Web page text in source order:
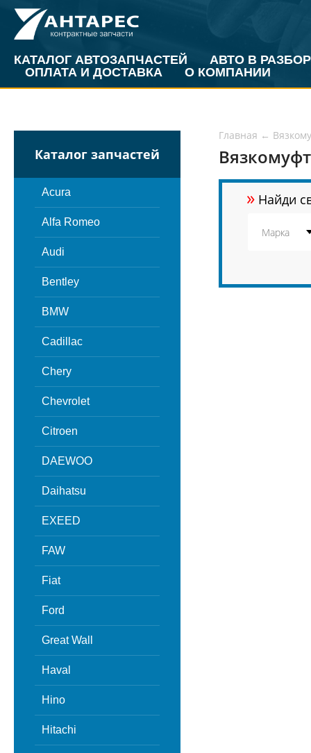
КАТАЛОГ АВТОЗАПЧАСТЕЙ
АВТО В РАЗБОР
ОПЛАТА И ДОСТАВКА
О КОМПАНИИ
Каталог запчастей
Acura
Alfa Romeo
Audi
Bentley
BMW
Cadillac
Chery
Chevrolet
Citroen
DAEWOO
Daihatsu
EXEED
FAW
Fiat
Ford
Great Wall
Haval
Hino
Hitachi
Главная ←
» Найди